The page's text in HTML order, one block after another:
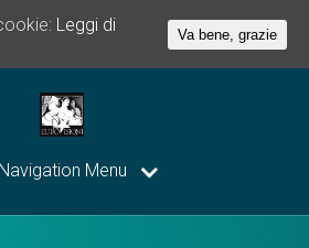
Navigation Menu
Leggi di
Va bene, grazie